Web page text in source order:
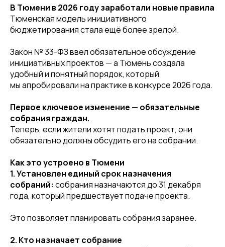
В Тюмени в 2026 году заработали новые правила
Тюменская модель инициативного
бюджетирования стала ещё более зрелой.
Закон № 33-ФЗ ввел обязательное обсуждение
инициативных проектов — а Тюмень создала
удобный и понятный порядок, который
мы апробировали на практике в конкурсе 2026 года.
Первое ключевое изменение — обязательные
собрания граждан.
Теперь, если жители хотят подать проект, они
обязательно должны обсудить его на собрании.
Как это устроено в Тюмени
1. Установлен единый срок назначения
собраний: собрания назначаются до 31 декабря
года, который предшествует подаче проекта.
Это позволяет планировать собрания заранее.
2. Кто назначает собрание